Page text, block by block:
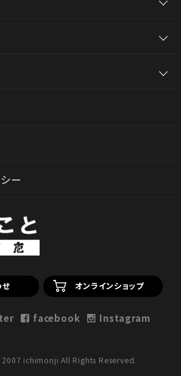
ー
オンラインショップ
facebook Instagram
ichimonji All Rights Reserved.